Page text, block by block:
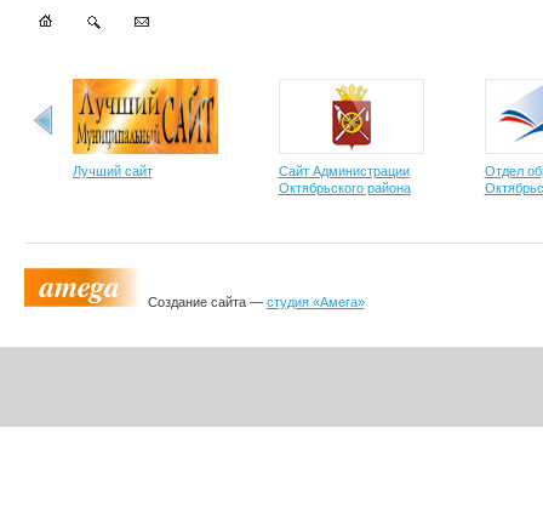
Лучший сайт Сайт Администрации
Октябрьского района
Отдел
Создание сайта — студия «Амега»